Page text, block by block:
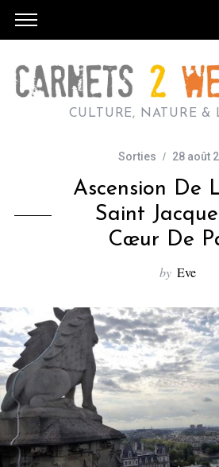
CULTURE, NATURE &
Sorties 28 août
Ascension De
Saint
Cœur De
by Eve